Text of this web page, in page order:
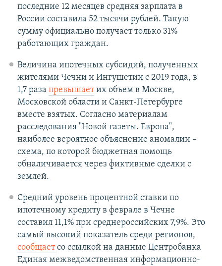
последние 12 месяцев средняя зарплата в
России составила 52 тысячи рублей. Такую
сумму официально получает только 31%
работающих граждан.
Величина ипотечных субсидий, полученных
жителями Чечни и Ингушетии с 2019 года, в
1,7 раза превышаетих объем в Москве,
Московской области и Санкт-Петербурге
вместе взятых. Согласно материалам
расследования "Новой газеты. Европа",
наиболее вероятное объяснение аномалии –
схема, по которой бюджетная помощь
обналичивается через фиктивные сделки с
землей.
Средний уровень процентной ставки по
ипотечному кредиту в феврале в Чечне
составил 11,1% при среднероссийских 7,9%. Это
самый высокий показатель среди регионов,
сообщаетсо ссылкой на данные Центробанка
Единая межведомственная информационно-